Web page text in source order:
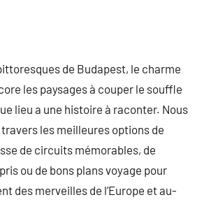
de Budapest, le charme
les paysages à couper le souffle
lieu a une histoire à raconter. Nous
les meilleures options de
de circuits mémorables, de
ou de bons plans voyage pour
des merveilles de l’Europe et au-